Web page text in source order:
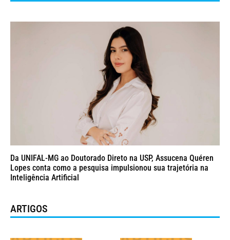
Da UNIFAL-MG ao Doutorado Direto na USP, Assucena Quéren
Lopes conta como a pesquisa impulsionou sua trajetória na
Inteligência Artificial
ARTIGOS